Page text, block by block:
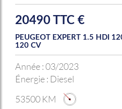
20490 TTC €
PEUGEOT EXPERT 1.5 HDI
120 CV
Année :03/2023
Énergie : Diesel
53500 KM